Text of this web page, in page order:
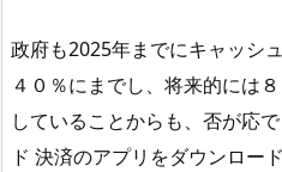
政府も2025年までにキャッシ
４０％にまでし、将来的には
していることからも、否が応
ド 決済のアプリをダウンロー